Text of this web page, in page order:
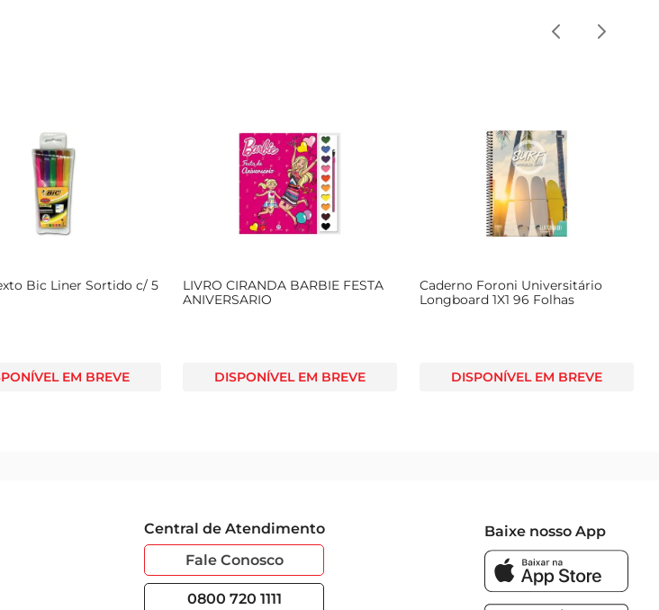
Bic Liner Sortido c/ 5
EM BREVE
LIVRO CIRANDA BARBIE FESTA
ANIVERSARIO
DISPONÍVEL EM BREVE
Caderno Foroni Universitário
Longboard 1X1 96 Folhas
DISPONÍVEL EM BREVE
Central de Atendimento
Fale Conosco
0800 720 1111
Baixe nosso App